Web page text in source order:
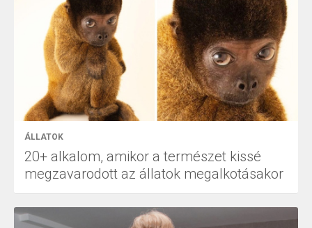
ÁLLATOK
20+ alkalom, amikor a természet kissé
megzavarodott az állatok megalkotásakor